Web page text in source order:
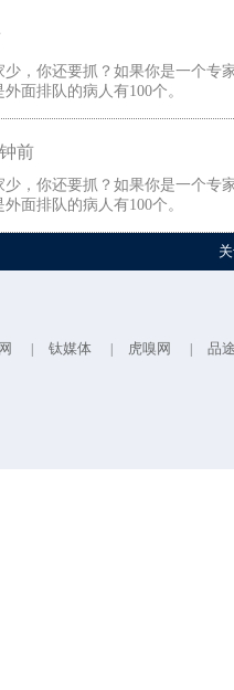
，你还要抓？如果你是一个专
面排队的病人有100个。
前
，你还要抓？如果你是一个专
面排队的病人有100个。
钛媒体 虎嗅网 品